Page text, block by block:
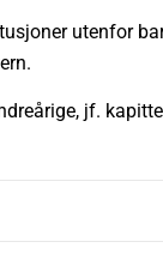
utenfor
jf.